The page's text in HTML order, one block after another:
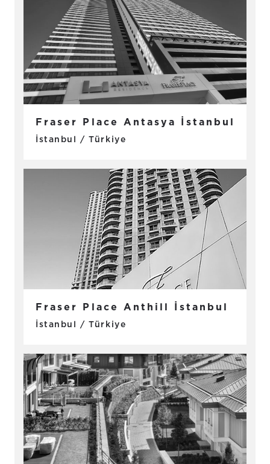
Fraser Place Antasya İstanbul
İstanbul / Türkiye
Fraser Place Anthill İstanbul
İstanbul / Türkiye